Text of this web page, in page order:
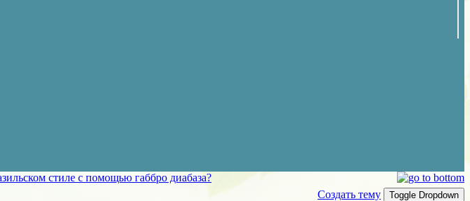
стиле с помощью габбро диабаза?
Создать тему
Toggle Dropdown